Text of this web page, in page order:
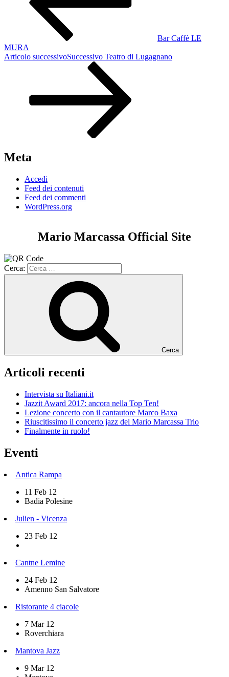
Bar Caffè LE
MURA
Articolo successivoSuccessivo Teatro di Lugagnano
Meta
Accedi
Feed dei contenuti
Feed dei commenti
WordPress.org
Mario Marcassa Official Site
Cerca:
Cerca
Articoli recenti
Intervista su Italiani.it
Jazzit Award 2017: ancora nella Top Ten!
Lezione concerto con il cantautore Marco Baxa
Riuscitissimo il concerto jazz del Mario Marcassa Trio
Finalmente in ruolo!
Eventi
Antica Rampa
11 Feb 12
Badia Polesine
Julien - Vicenza
23 Feb 12
Cantne Lemine
24 Feb 12
Amenno San Salvatore
Ristorante 4 ciacole
7 Mar 12
Roverchiara
Mantova Jazz
9 Mar 12